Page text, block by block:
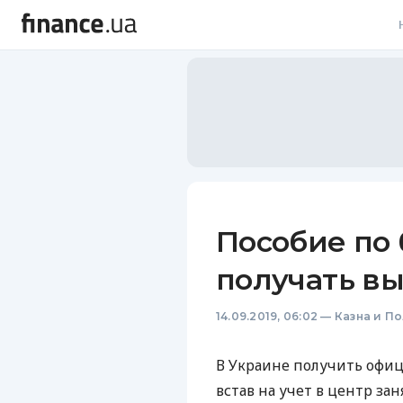
Пособие по
получать
14.09.2019, 06:02 — Казна и
В Украине получить
встав на учет в центр